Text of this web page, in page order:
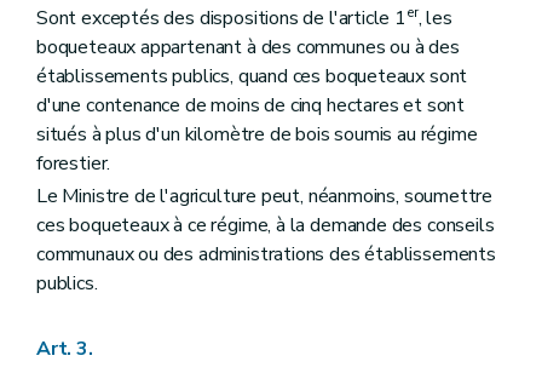
Art. 61
Art. 62
Art. 63
Art. 64
Art. 65
Art. 66
Art. 67
Section 2 Dispositions applicables aux bois des communes seulement
Art. 69
Titre VII Réarpentages et recolements
Art. 71
Art. 73
Sont exceptés des dispositions de l'article 1er, les
boqueteaux appartenant à des communes ou à des
établissements publics, quand ces boqueteaux sont
d'une contenance de moins de cinq hectares et sont
situés à plus d'un kilomètre de bois soumis au régime
forestier.
Le Ministre de l'agriculture peut, néanmoins, soumettre
ces boqueteaux à ce régime, à la demande des conseils
communaux ou des administrations des établissements
publics.
Art. 3.